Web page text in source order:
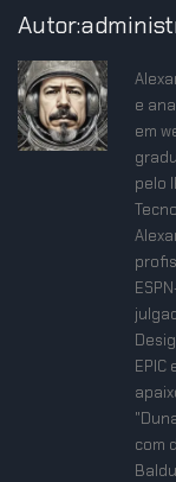
e
em
pelo
com